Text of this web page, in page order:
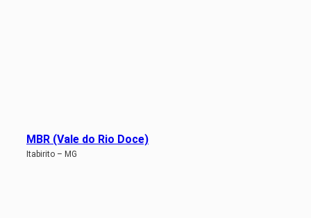
MBR (Vale do Rio Doce)
Itabirito – MG